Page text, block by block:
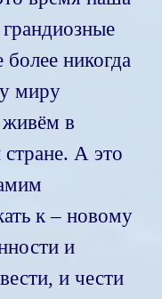
грандиозные
никогда
миру
в
А это
к – новому
и
и чести